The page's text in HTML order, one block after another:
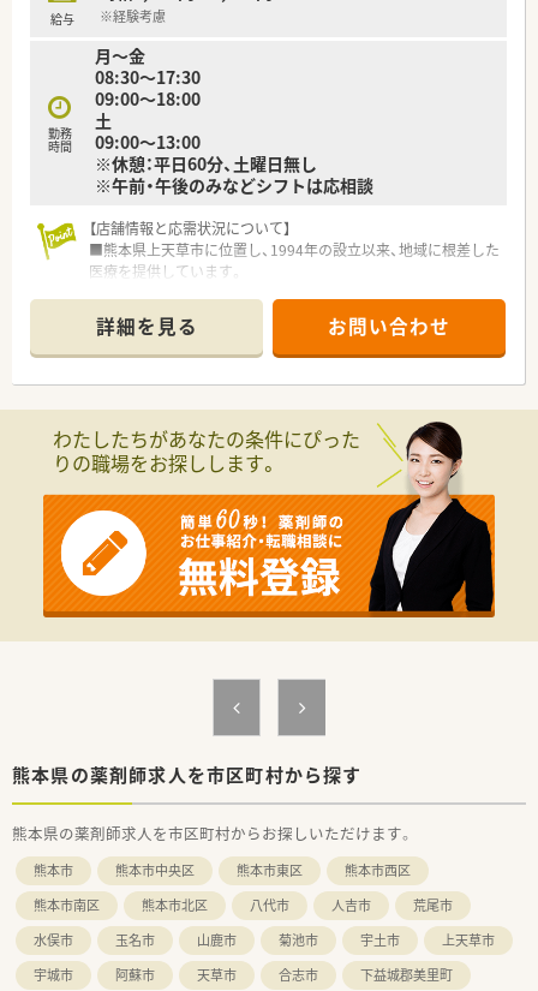
医療を支える体制整備を進めております。
患者様の健康維持に貢献する取り組みを実施しています。
給与 ※経験考慮
勤務
時間
月～金
08:30～17:30
09:00～18:00
土
09:00～13:00
※休憩：平日60分、土曜日無し
※午前・午後のみなどシフトは応相談
【店舗情報と応需状況について】
■熊本県上天草市に位置し、1994年の設立以来、地域に根差した
医療を提供しています。
120枚応需している薬局です。
■現在、常勤薬剤師2名と契約社員薬剤師2名の合計4名体制で
日々の業務に対応しています。
■創業100年以上の歴史を持つ大手医薬品会社を母体としてお
り、非常に安定した経営基盤が強みです。
■熊本県や福岡県を中心に計8店舗のグループ薬局を経営してお
り、今後もさらなる店舗展開を予定しています。
■地域に根さしたかかりつけ薬局として、在宅業務や医薬品の販
売などにも積極的に取り組んでいます。
【勤務実態について】
■開局時間は平日の9時から18時までと、土曜日の9時から13時
までとなっており、残業はほぼありません。
■希望休の取得に関しては非常に柔軟な対応がなされており、プ
■週30時間以上の勤務となる場合には社会保険への加入が可能
で、ライフスタイルに合わせられます。
詳細を見る お問い合わせ
わたしたちがあなたの条件にぴった
りの職場をお探しします。
熊本県の薬剤師求人を市区町村から探す
熊本県の薬剤師求人を市区町村からお探しいただけます。
熊本市 熊本市中央区 熊本市東区
熊本市西区
熊本市南区
熊本市北区 八代市 人吉市
荒尾市
水俣市
玉名市 山鹿市 菊池市 宇土市
上天草市
宇城市
阿蘇市 天草市 合志市
下益城郡美里町